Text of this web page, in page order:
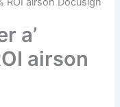
a’
airson